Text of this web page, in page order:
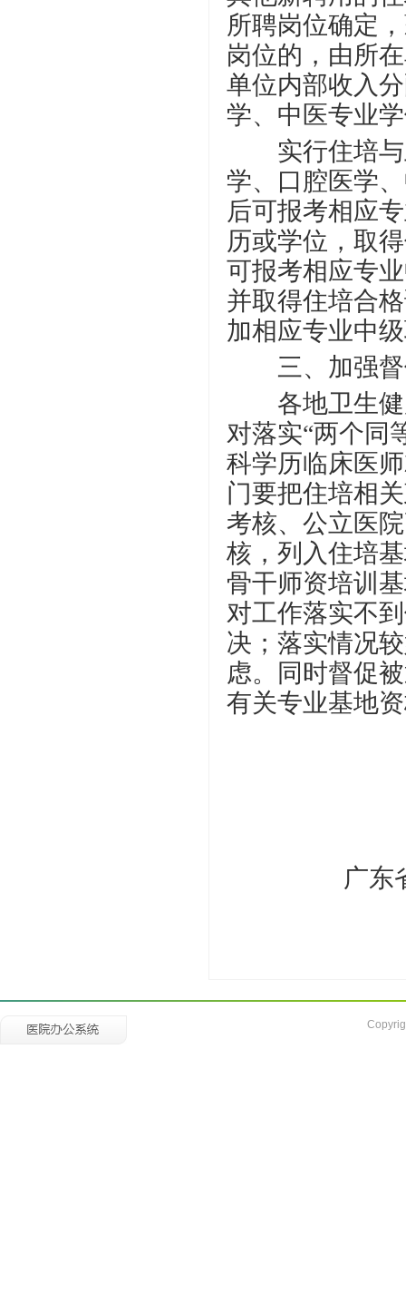
所聘岗位确定
岗位的，由所
单位内部收入
学、中医专业
实行住培与
学、口腔医学
后可报考相应
历或学位，取
可报考相应专
并取得住培合
加相应专业中
三、加强督
各地卫生健
对落实“两个同
科学历临床医
门要把住培相
考核、公立医
核，列入住培
骨干师资培训
对工作落实不
决；落实情况
虑。同时督促
有关专业基地
广东